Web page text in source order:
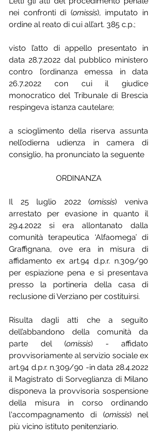
nei confronti di (omissis), imputato in
ordine al reato di cui all’art. 385 c.p.;
visto l’atto di appello presentato in
data 28.7.2022 dal pubblico ministero
contro l’ordinanza emessa in data
26.7.2022 con cui il giudice
monocratico del Tribunale di Brescia
respingeva istanza cautelare;
a scioglimento della riserva assunta
nell’odierna udienza in camera di
consiglio, ha pronunciato la seguente
ORDINANZA
Il 25 luglio 2022 (omissis) veniva
arrestato per evasione in quanto il
29.4.2022 si era allontanato dalla
comunità terapeutica ‘Alfaomega’ di
Graffignana, ove era in misura di
affidamento ex art.94 d.p.r. n.309/90
per espiazione pena e si presentava
presso la portineria della casa di
reclusione di Verziano per costituirsi.
Risulta dagli atti che a seguito
dell’abbandono della comunità da
parte del (omissis) - affidato
provvisoriamente al servizio sociale ex
art.94 d.p.r. n.309/90 -in data 28.4.2022
il Magistrato di Sorveglianza di Milano
disponeva la provvisoria sospensione
della misura in corso ordinando
l'accompagnamento di (omissis) nel
più vicino istituto penitenziario.